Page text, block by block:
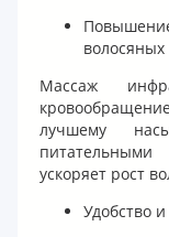
Массаж
лучшему
ускоряет рост
Удобство